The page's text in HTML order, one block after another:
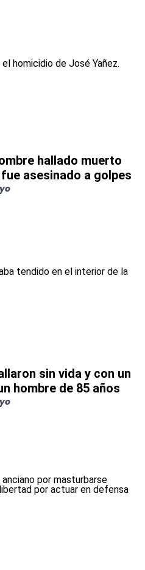
hallado muerto
asesinado a golpes
sin vida y con un
hombre de 85 años